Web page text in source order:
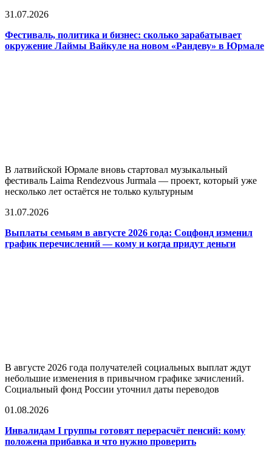
31.07.2026
Фестиваль, политика и бизнес: сколько зарабатывает
окружение Лаймы Вайкуле на новом «Рандеву» в Юрмале
В латвийской Юрмале вновь стартовал музыкальный
фестиваль Laima Rendezvous Jurmala — проект, который уже
несколько лет остаётся не только культурным
31.07.2026
Выплаты семьям в августе 2026 года: Соцфонд изменил
график перечислений — кому и когда придут деньги
В августе 2026 года получателей социальных выплат ждут
небольшие изменения в привычном графике зачислений.
Социальный фонд России уточнил даты переводов
01.08.2026
Инвалидам I группы готовят перерасчёт пенсий: кому
положена прибавка и что нужно проверить